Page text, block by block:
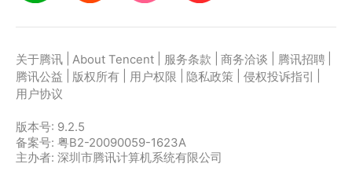
关于腾讯 About Tencent 服务条款 商务洽谈 腾讯招聘
腾讯公益
版权所有 用户权限 隐私政策 侵权投诉指引
用户协议
版本号: 9.2.5
备案号: 粤B2-20090059-1623A
主办者: 深圳市腾讯计算机系统有限公司